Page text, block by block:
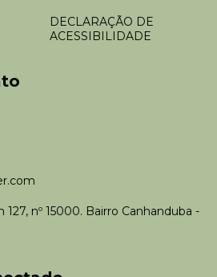
DECLARAÇÃO DE
ACESSIBILIDADE
127, nº 15000. Bairro Canhanduba -